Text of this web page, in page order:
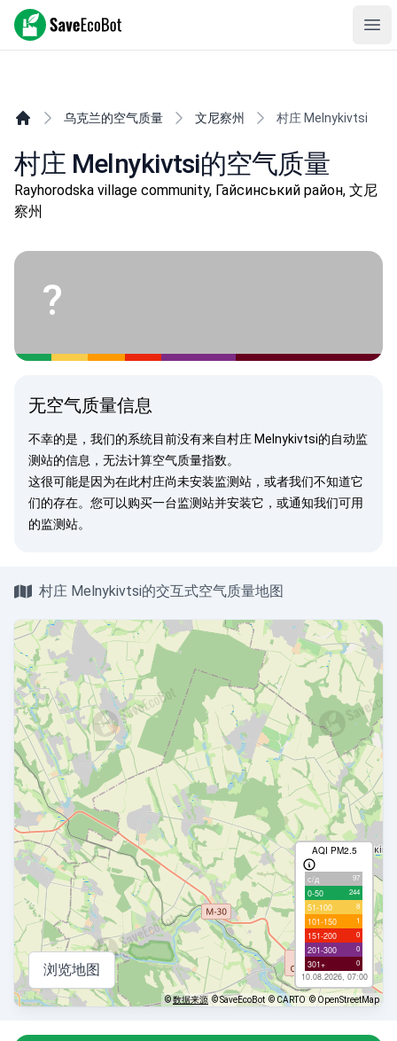
SaveEcoBot
乌克兰的空气质量 文尼察州 村庄 Melnykivtsi
村庄 Melnykivtsi的空气质量
Rayhorodska village community, Гайсинський район, 文尼
察州
?
无空气质量信息
不幸的是，我们的系统目前没有来自村庄 Melnykivtsi的自动监
测站的信息，无法计算空气质量指数。
这很可能是因为在此村庄尚未安装监测站，或者我们不知道它
们的存在。您可以购买一台监测站并安装它，或通知我们可用
的监测站。
村庄 Melnykivtsi的交互式空气质量地图
AQI PM2.5
с/д 97
0-50 244
51-100 8
101-150 1
151-200 0
201-300 0
301+ 0
10.08.2026, 07:00
浏览地图
©数据来源 © SaveEcoBot © CARTO © OpenStreetMap